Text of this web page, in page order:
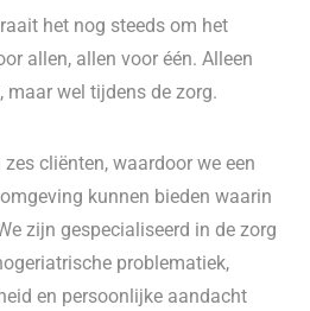
het nog steeds om het
allen, allen voor één. Alleen
maar wel tijdens de zorg.
cliënten, waardoor we een
kunnen bieden waarin
zijn gespecialiseerd in de zorg
problematiek,
en persoonlijke aandacht